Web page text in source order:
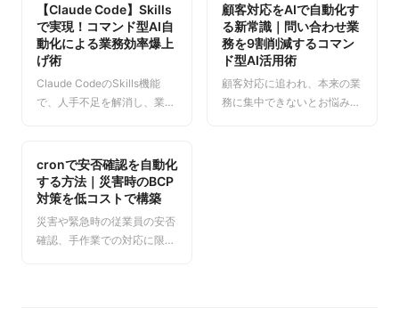
【Claude Code】Skills
で実現！コマンド型AI自
動化による業務効率爆上
げ術
Claude CodeのSkills機能
で、人手不足を解消し、業務
要な処理を自動実行し、開発
者の創造性を解放します。自
動化バイブルの詳細と導入事
例もご紹介。
顧客対応をAIで自動化す
る新常識｜問い合わせ業
務を9割削減するコマン
ド型AI活用術
顧客対応に追われ、本来の業
務に集中できないとお悩みで
cronで安否確認を自動化
する方法｜災害時のBCP
対策を低コストで構築
災害や緊急時の従業員の安否
確認、手作業での対応に限界